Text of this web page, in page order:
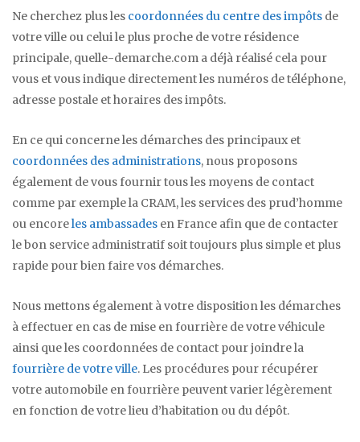
Ne cherchez plus les coordonnées du centre des impôts de
votre ville ou celui le plus proche de votre résidence
principale, quelle-demarche.com a déjà réalisé cela pour
vous et vous indique directement les numéros de téléphone,
adresse postale et horaires des impôts.
En ce qui concerne les démarches des principaux et
coordonnées des administrations, nous proposons
également de vous fournir tous les moyens de contact
comme par exemple la CRAM, les services des prud’homme
ou encoreles ambassades en France afin que de contacter
le bon service administratif soit toujours plus simple et plus
rapide pour bien faire vos démarches.
Nous mettons également à votre disposition les démarches
à effectuer en cas de mise en fourrière de votre véhicule
ainsi que les coordonnées de contact pour joindre la
fourrière de votre ville. Les procédures pour récupérer
votre automobile en fourrière peuvent varier légèrement
en fonction de votre lieu d’habitation ou du dépôt.